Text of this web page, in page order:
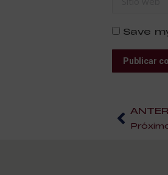
Save
Publicar